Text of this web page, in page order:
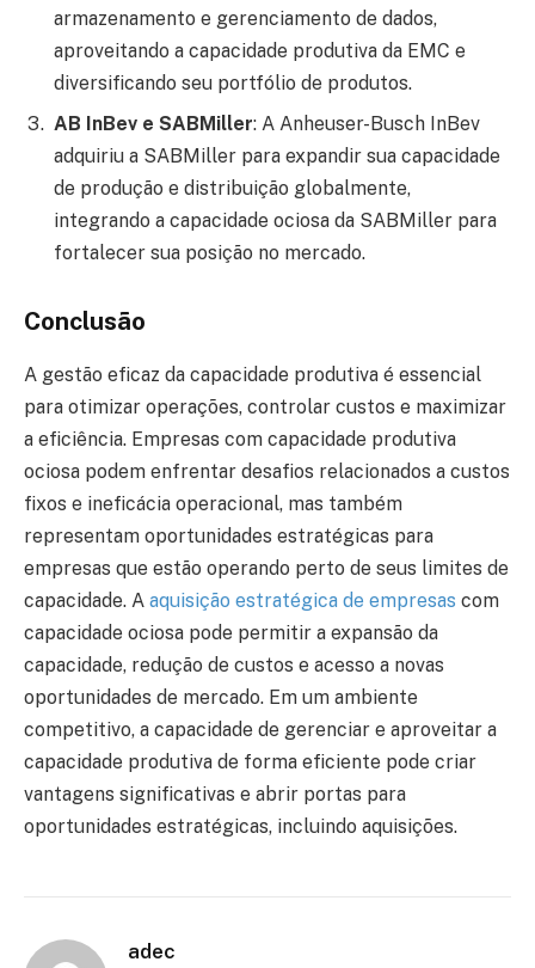
armazenamento e gerenciamento de dados,
aproveitando a capacidade produtiva da EMC e
diversificando seu portfólio de produtos.
AB InBev e SABMiller: A Anheuser-Busch InBev
adquiriu a SABMiller para expandir sua capacidade
de produção e distribuição globalmente,
integrando a capacidade ociosa da SABMiller para
fortalecer sua posição no mercado.
Conclusão
A gestão eficaz da capacidade produtiva é essencial
para otimizar operações, controlar custos e maximizar
a eficiência. Empresas com capacidade produtiva
ociosa podem enfrentar desafios relacionados a custos
fixos e ineficácia operacional, mas também
representam oportunidades estratégicas para
empresas que estão operando perto de seus limites de
capacidade. A aquisição estratégica de empresas com
capacidade ociosa pode permitir a expansão da
capacidade, redução de custos e acesso a novas
oportunidades de mercado. Em um ambiente
competitivo, a capacidade de gerenciar e aproveitar a
capacidade produtiva de forma eficiente pode criar
vantagens significativas e abrir portas para
oportunidades estratégicas, incluindo aquisições.
adec